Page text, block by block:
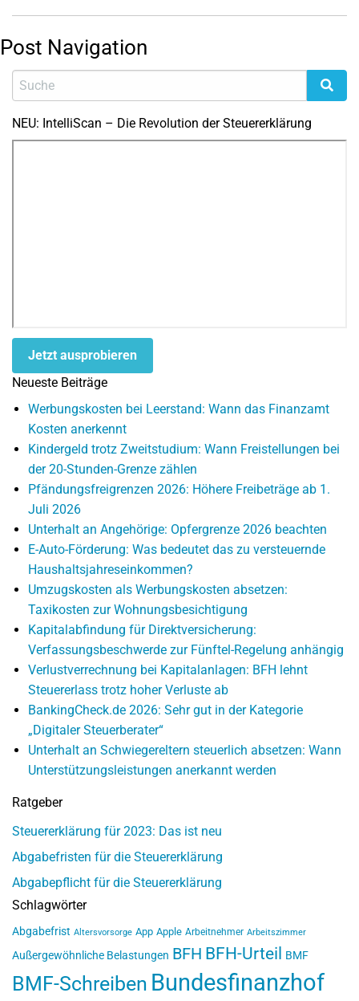
Post Navigation
NEU: IntelliScan – Die Revolution der Steuererklärung
Jetzt ausprobieren
Neueste Beiträge
Werbungskosten bei Leerstand: Wann das Finanzamt
Kosten anerkennt
Kindergeld trotz Zweitstudium: Wann Freistellungen bei
der 20-Stunden-Grenze zählen
Pfändungsfreigrenzen 2026: Höhere Freibeträge ab 1.
Juli 2026
Unterhalt an Angehörige: Opfergrenze 2026 beachten
E-Auto-Förderung: Was bedeutet das zu versteuernde
Haushaltsjahreseinkommen?
Umzugskosten als Werbungskosten absetzen:
Taxikosten zur Wohnungsbesichtigung
Kapitalabfindung für Direktversicherung:
Verfassungsbeschwerde zur Fünftel-Regelung anhängig
Verlustverrechnung bei Kapitalanlagen: BFH lehnt
Steuererlass trotz hoher Verluste ab
BankingCheck.de 2026: Sehr gut in der Kategorie
„Digitaler Steuerberater“
Unterhalt an Schwiegereltern steuerlich absetzen: Wann
Unterstützungsleistungen anerkannt werden
Ratgeber
Steuererklärung für 2023: Das ist neu
Abgabefristen für die Steuererklärung
Abgabepflicht für die Steuererklärung
Schlagwörter
Abgabefrist Altersvorsorge App Apple Arbeitnehmer Arbeitszimmer
Außergewöhnliche Belastungen BFH BFH-Urteil BMF
BMF-Schreiben Bundesfinanzhof